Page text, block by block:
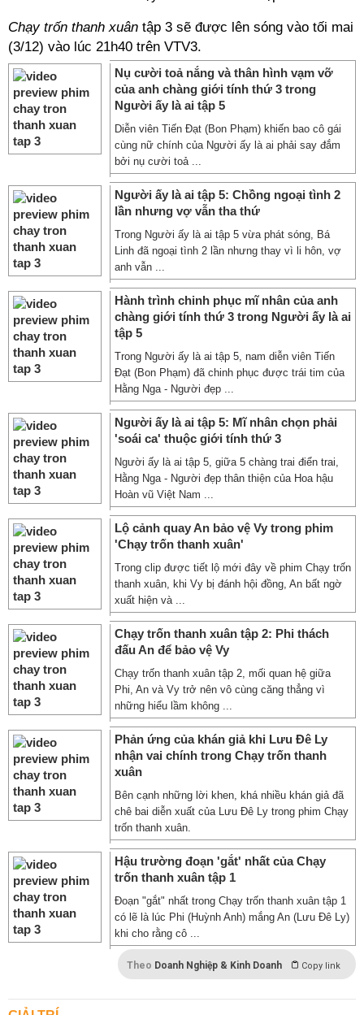
Chạy trốn thanh xuân tập 3 sẽ được lên sóng vào tối mai
(3/12) vào lúc 21h40 trên VTV3.
Nụ cười toả nắng và thân hình vạm vỡ
của anh chàng giới tính thứ 3 trong
Người ấy là ai tập 5
Diễn viên Tiến Đạt (Bon Phạm) khiến bao cô gái
cùng nữ chính của Người ấy là ai phải say đắm
bởi nụ cười toả ...
Người ấy là ai tập 5: Chồng ngoại tình 2
lần nhưng vợ vẫn tha thứ
Trong Người ấy là ai tập 5 vừa phát sóng, Bá
Linh đã ngoại tình 2 lần nhưng thay vì li hôn, vợ
anh vẫn ...
Hành trình chinh phục mĩ nhân của anh
chàng giới tính thứ 3 trong Người ấy là ai
tập 5
Trong Người ấy là ai tập 5, nam diễn viên Tiến
Đạt (Bon Phạm) đã chinh phục được trái tim của
Hằng Nga - Người đẹp ...
Người ấy là ai tập 5: Mĩ nhân chọn phải
'soái ca' thuộc giới tính thứ 3
Người ấy là ai tập 5, giữa 5 chàng trai điển trai,
Hằng Nga - Người đẹp thân thiện của Hoa hậu
Hoàn vũ Việt Nam ...
Lộ cảnh quay An bảo vệ Vy trong phim
'Chạy trốn thanh xuân'
Trong clip được tiết lộ mới đây về phim Chạy trốn
thanh xuân, khi Vy bị đánh hội đồng, An bất ngờ
xuất hiện và ...
Chạy trốn thanh xuân tập 2: Phi thách
đấu An để bảo vệ Vy
Chạy trốn thanh xuân tập 2, mối quan hệ giữa
Phi, An và Vy trở nên vô cùng căng thẳng vì
những hiểu lầm không ...
Phản ứng của khán giả khi Lưu Đê Ly
nhận vai chính trong Chạy trốn thanh
xuân
Bên cạnh những lời khen, khá nhiều khán giả đã
chê bai diễn xuất của Lưu Đê Ly trong phim Chạy
trốn thanh xuân.
Hậu trường đoạn 'gắt' nhất của Chạy
trốn thanh xuân tập 1
Đoạn "gắt" nhất trong Chạy trốn thanh xuân tập 1
có lẽ là lúc Phi (Huỳnh Anh) mắng An (Lưu Đê Ly)
khi cho rằng cô ...
Theo Doanh Nghiệp & Kinh Doanh Copy link